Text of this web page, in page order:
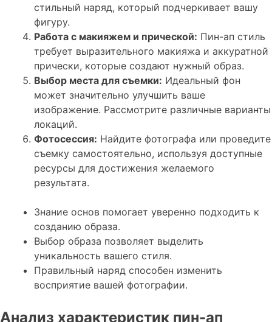
стильный наряд, который подчеркивает вашу
фигуру.
Работа с макияжем и прической: Пин-ап стиль
требует выразительного макияжа и аккуратной
прически, которые создают нужный образ.
Выбор места для съемки: Идеальный фон
может значительно улучшить ваше
изображение. Рассмотрите различные варианты
локаций.
Фотосессия: Найдите фотографа или проведите
съемку самостоятельно, используя доступные
ресурсы для достижения желаемого
результата.
Знание основ помогает уверенно подходить к
созданию образа.
Выбор образа позволяет выделить
уникальность вашего стиля.
Правильный наряд способен изменить
восприятие вашей фотографии.
Анализ характеристик пин-ап